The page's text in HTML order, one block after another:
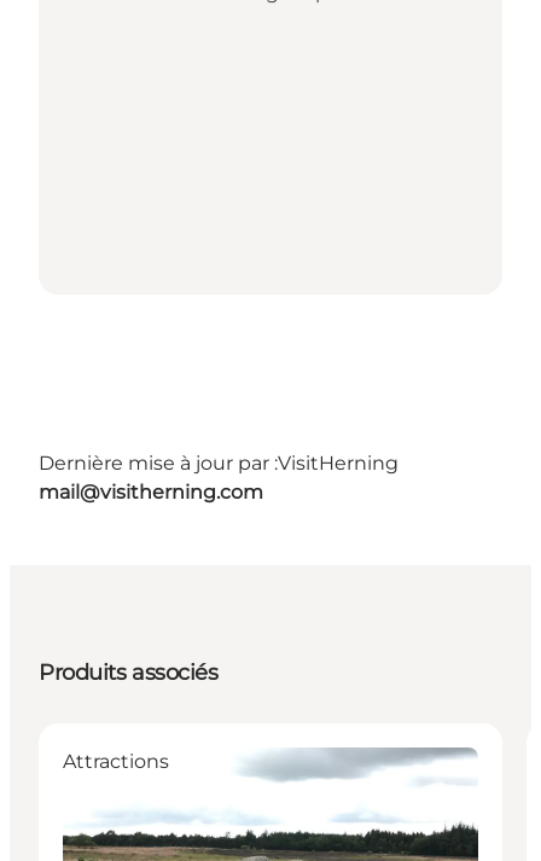
Dernière mise à jour par :VisitHerning
mail@visitherning.com
Produits associés
Attractions